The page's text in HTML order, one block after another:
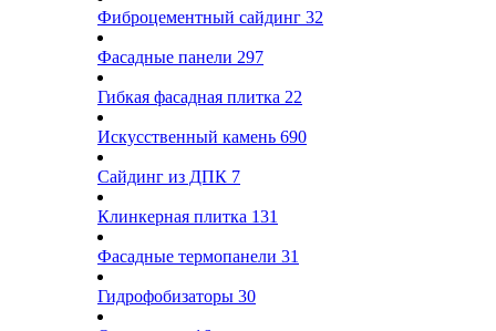
Фиброцементный сайдинг 32
Фасадные панели 297
Гибкая фасадная плитка 22
Искусственный камень 690
Сайдинг из ДПК 7
Клинкерная плитка 131
Фасадные термопанели 31
Гидрофобизаторы 30